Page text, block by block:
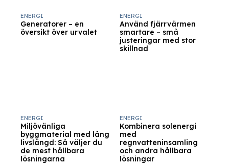
Generatorer – en
översikt över urvalet
ENERGI
Använd fjärrvärmen
smartare – små
justeringar med stor
skillnad
ENERGI
Miljövänliga
byggmaterial med lång
livslängd: Så väljer du
de mest hållbara
lösningarna
ENERGI
Kombinera solenergi
med
regnvatteninsamling
och andra hållbara
lösningar
ENERGI